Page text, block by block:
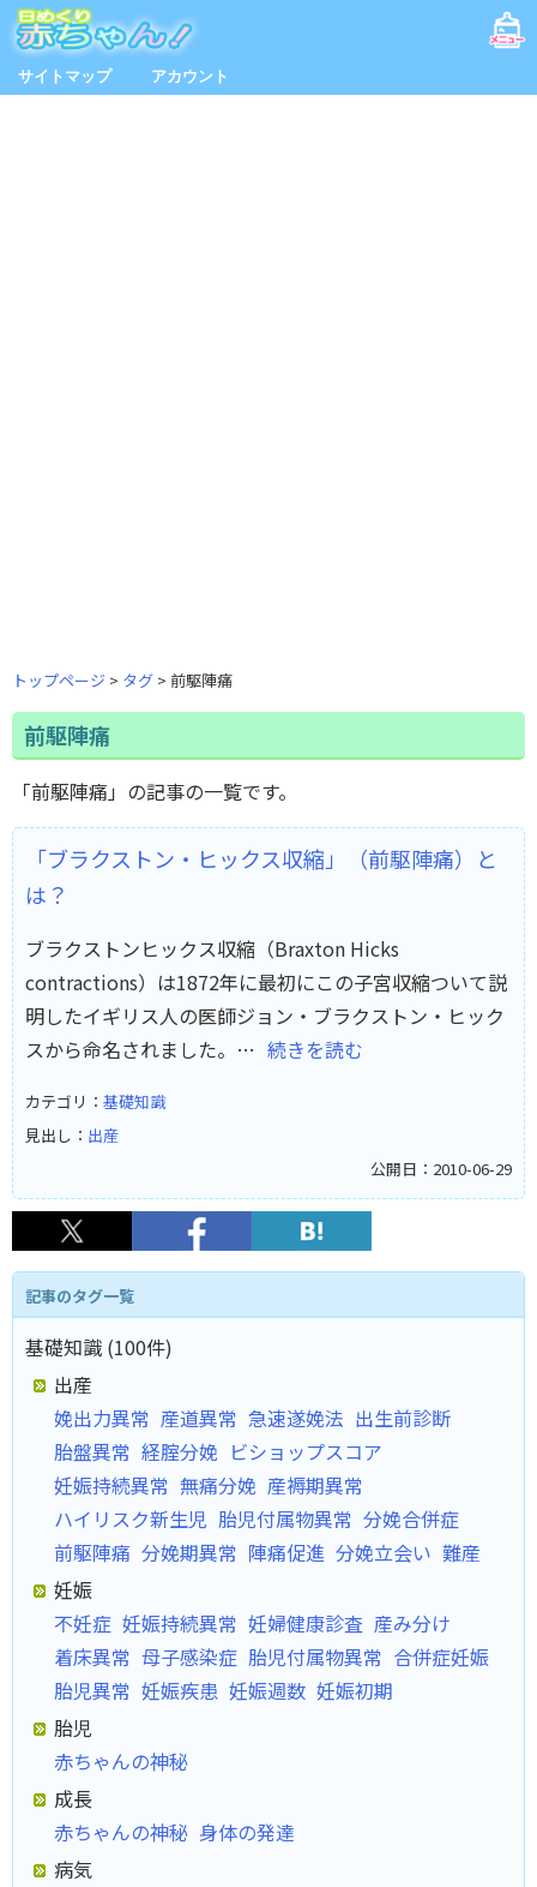
サイトマップ アカウント
トップページ タグ 前駆陣痛
前駆陣痛
「前駆陣痛」の記事の一覧です。
「ブラクストン・ヒックス収縮」（前駆陣痛）と
は？
ブラクストンヒックス収縮（Braxton Hicks
contractions）は1872年に最初にこの子宮収縮ついて説
明したイギリス人の医師ジョン・ブラクストン・ヒック
スから命名されました。… 続きを読む
カテゴリ： 基礎知識
見出し： 出産
公開日：2010-06-29
記事のタグ一覧
基礎知識 (100件)
出産
娩出力異常 産道異常 急速遂娩法 出生前診断
胎盤異常 経腟分娩 ビショップスコア
妊娠持続異常 無痛分娩 産褥期異常
ハイリスク新生児 胎児付属物異常 分娩合併症
前駆陣痛 分娩期異常 陣痛促進 分娩立会い 難産
妊娠
不妊症 妊娠持続異常 妊婦健康診査 産み分け
着床異常 母子感染症 胎児付属物異常 合併症妊娠
胎児異常 妊娠疾患 妊娠週数 妊娠初期
胎児
赤ちゃんの神秘
成長
赤ちゃんの神秘 身体の発達
病気